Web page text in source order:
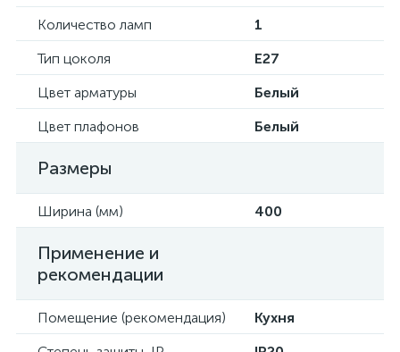
Количество ламп
1
Тип цоколя
E27
Цвет арматуры
Белый
Цвет плафонов
Белый
Размеры
Ширина (мм) 400
Применение и
рекомендации
Помещение (рекомендация)
Кухня